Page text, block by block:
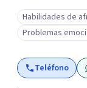
Focalizada en
supervisora y
demostrado
con un 70-75%
también
Habilidades de
Problemas
Teléfono